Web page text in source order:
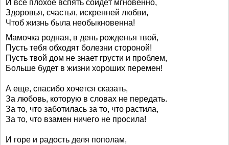
И всё плохое вспять сойдёт мгновенно,
Здоровья, счастья, искренней любви,
Чтоб жизнь была необыкновенна!
Мамочка родная, в день рожденья твой,
Пусть тебя обходят болезни стороной!
Пусть твой дом не знает грусти и проблем,
Больше будет в жизни хороших перемен!
А еще, спасибо хочется сказать,
За любовь, которую в словах не передать.
За то, что заботилась за то, что растила,
За то, что взамен ничего не просила!
И горе и радость деля пополам,